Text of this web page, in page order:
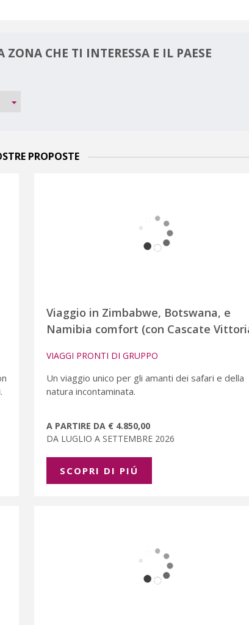
CHE TI INTERESSA E IL PAESE
PROPOSTE
Viaggio in Zimbabwe, Botswana, e
Namibia comfort (con Cascate
VIAGGI PRONTI DI GRUPPO
Un viaggio unico per gli amanti dei safari e della
natura incontaminata.
A PARTIRE DA € 4.850,00
DA LUGLIO A SETTEMBRE 2026
SCOPRI DI PIÚ